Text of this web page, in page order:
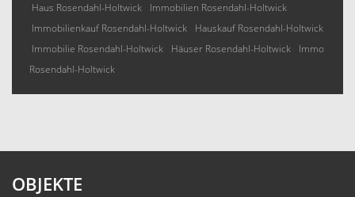
Haus Rosendahl-Holtwick
Immobilien Rosendahl-Holtwick
Immobilienkauf Rosendahl-Holtwick
Hauskauf Rosendahl-Holtwick
Immobilie Rosendahl-Holtwick
Häuser Rosendahl-Holtwick
Immo
Rosendahl-Holtwick
OBJEKTE